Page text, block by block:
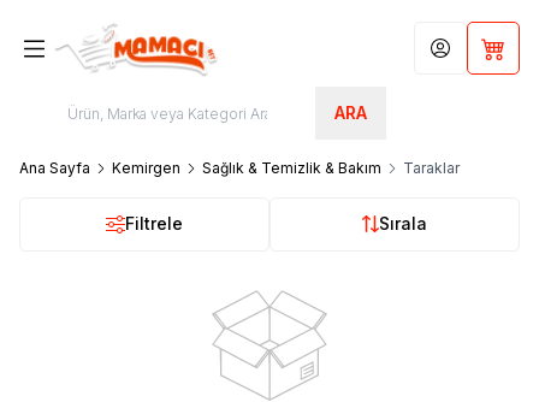
ARA
Hesabım
Ana Sayfa Kemirgen Sağlık & Temizlik & Bakım Taraklar
Filtrele Sırala